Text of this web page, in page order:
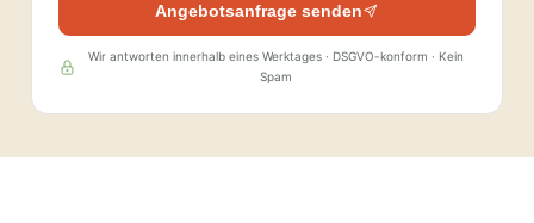
Angebotsanfrage senden
Wir antworten innerhalb eines Werktages · DSGVO-konform · Kein
Spam